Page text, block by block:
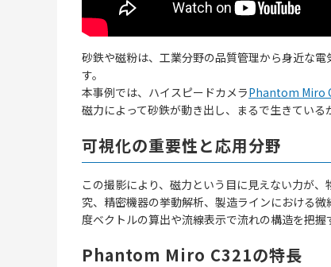
砂鉄や磁粉は、工業分野の品質管理から身近な
す。
本事例では、ハイスピードカメラPhantom Miro
磁力によって砂鉄が動き出し、まるで生きている
可視化の重要性と応用分野
この撮影により、磁力という目に見えない力が
究、精密機器の挙動解析、製造ラインにおける
度ベクトルの算出や流線表示で流れの構造を把握
Phantom Miro C321の特長